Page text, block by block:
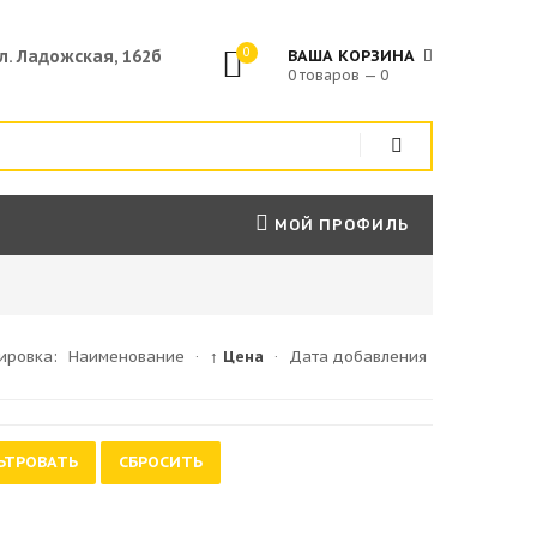
Ладожская, 162б 0 ВАША КОРЗИНА
0 товаров — 0
МОЙ ПРОФИЛЬ
Наименование · ↑ Цена · Дата добавления
СБРОСИТЬ